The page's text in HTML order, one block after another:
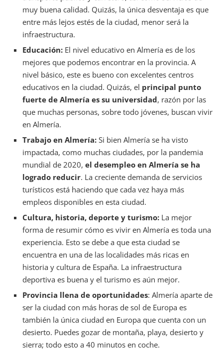
muy buena calidad. Quizás, la única desventaja es que
entre más lejos estés de la ciudad, menor será la
infraestructura.
Educación: El nivel educativo en Almería es de los
mejores que podemos encontrar en la provincia. A
nivel básico, este es bueno con excelentes centros
educativos en la ciudad. Quizás, el principal punto
fuerte de Almería es su universidad, razón por las
que muchas personas, sobre todo jóvenes, buscan vivir
en Almería.
Trabajo en Almería: Si bien Almería se ha visto
impactada, como muchas ciudades, por la pandemia
mundial de 2020, el desempleo en Almería se ha
logrado reducir. La creciente demanda de servicios
turísticos está haciendo que cada vez haya más
empleos disponibles en esta ciudad.
Cultura, historia, deporte y turismo: La mejor
forma de resumir cómo es vivir en Almería es toda una
experiencia. Esto se debe a que esta ciudad se
encuentra en una de las localidades más ricas en
historia y cultura de España. La infraestructura
deportiva es buena y el turismo es aún mejor.
Provincia llena de oportunidades: Almería aparte de
ser la ciudad con más horas de sol de Europa es
también la única ciudad en Europa que cuenta con un
desierto. Puedes gozar de montaña, playa, desierto y
sierra; todo esto a 40 minutos en coche.